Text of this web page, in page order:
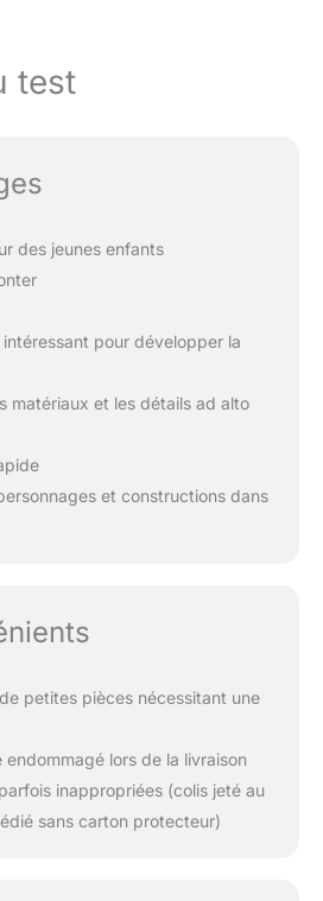
test
des jeunes enfants
pour développer la
matériaux et les détails ad alto
et constructions dans
petites pièces nécessitant une
lors de la livraison
inappropriées (colis jeté au
sans carton protecteur)